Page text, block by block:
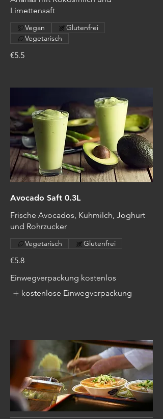
Limettensaft
€5.5
Vegan
Glutenfrei
Vegetarisch
Avocado Saft 0.3L
Frische Avocados, Kuhmilch, Joghurt
und Rohrzucker
€5.8
Vegetarisch Glutenfrei
Einwegverpackung kostenlos
kostenlose Einwegverpackung